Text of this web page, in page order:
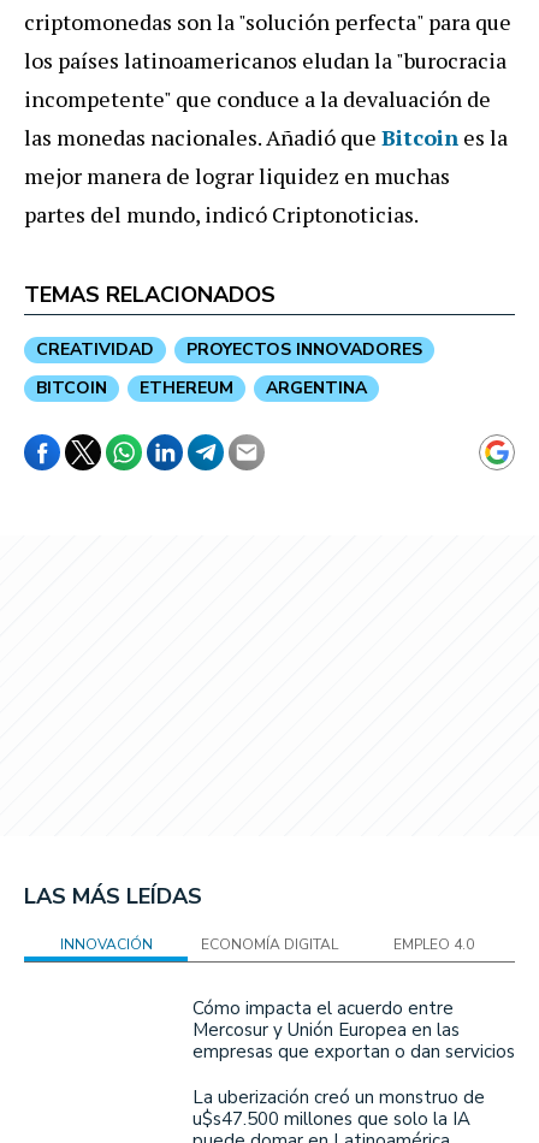
criptomonedas son la "solución perfecta" para que
los países latinoamericanos eludan la "burocracia
incompetente" que conduce a la devaluación de
las monedas nacionales. Añadió que Bitcoin es la
mejor manera de lograr liquidez en muchas
partes del mundo, indicó Criptonoticias.
TEMAS RELACIONADOS
CREATIVIDAD
PROYECTOS INNOVADORES
BITCOIN
ETHEREUM ARGENTINA
LAS MÁS LEÍDAS
INNOVACIÓN ECONOMÍA DIGITAL EMPLEO 4.0
Cómo impacta el acuerdo entre
Mercosur y Unión Europea en las
empresas que exportan o dan servicios
La uberización creó un monstruo de
u$s47.500 millones que solo la IA